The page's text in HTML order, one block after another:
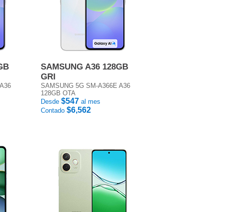
SAMSUNG A36 128GB
GRI
SAMSUNG 5G SM-A366E A36
128GB OTA
Desde $547 al mes
Contado $6,562